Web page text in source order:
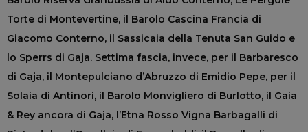
Torte di Montevertine, il Barolo Cascina Francia di
Giacomo Conterno, il Sassicaia della Tenuta San Guido e
lo Sperrs di Gaja. Settima fascia, invece, per il Barbaresco
di Gaja, il Montepulciano d’Abruzzo di Emidio Pepe, per il
Solaia di Antinori, il Barolo Monvigliero di Burlotto, il Gaia
& Rey ancora di Gaja, l’Etna Rosso Vigna Barbagalli di